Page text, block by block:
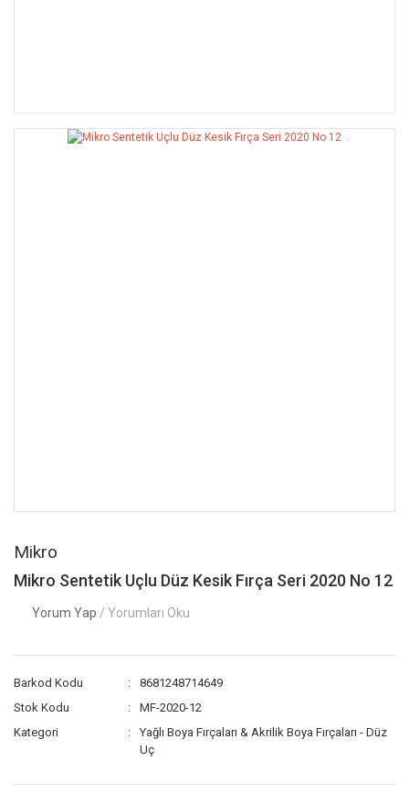
Mikro
Mikro Sentetik Uçlu Düz Kesik Fırça Seri 2020 No 12
Yorum Yap / Yorumları Oku
Barkod Kodu
8681248714649
Stok Kodu
MF-2020-12
Kategori
Yağlı Boya Fırçaları & Akrilik Boya Fırçaları - Düz
Uç